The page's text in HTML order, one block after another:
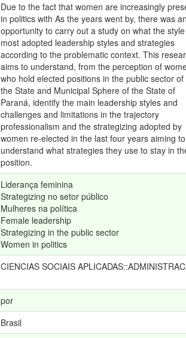
Due to the fact that women are increasingly
in politics with As the years went by, there was
opportunity to carry out a study on what the
most adopted leadership styles and strategies
according to the problematic context. This
aims to understand, from the perception of
who hold elected positions in the public sector of
the State and Municipal Sphere of the State of
Paraná, identify the main leadership styles and
challenges and limitations in the trajectory
professionalism and the strategizing adopted by
women re-elected in the last four years aiming to
understand what strategies they use to stay in
position.
Liderança feminina
Strategizing no setor público
Mulheres na política
Female leadership
Strategizing in the public sector
Women in politics
CIENCIAS SOCIAIS
por
Brasil